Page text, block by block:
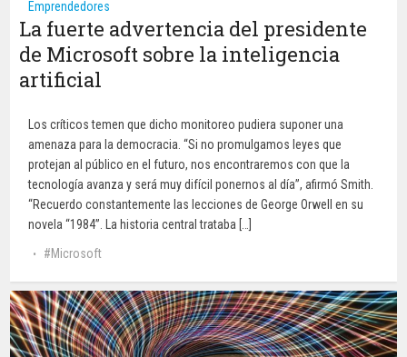
Emprendedores
La fuerte advertencia del presidente
de Microsoft sobre la inteligencia
artificial
Los críticos temen que dicho monitoreo pudiera suponer una
amenaza para la democracia. “Si no promulgamos leyes que
protejan al público en el futuro, nos encontraremos con que la
tecnología avanza y será muy difícil ponernos al día”, afirmó Smith.
“Recuerdo constantemente las lecciones de George Orwell en su
novela “1984”. La historia central trataba […]
Microsoft